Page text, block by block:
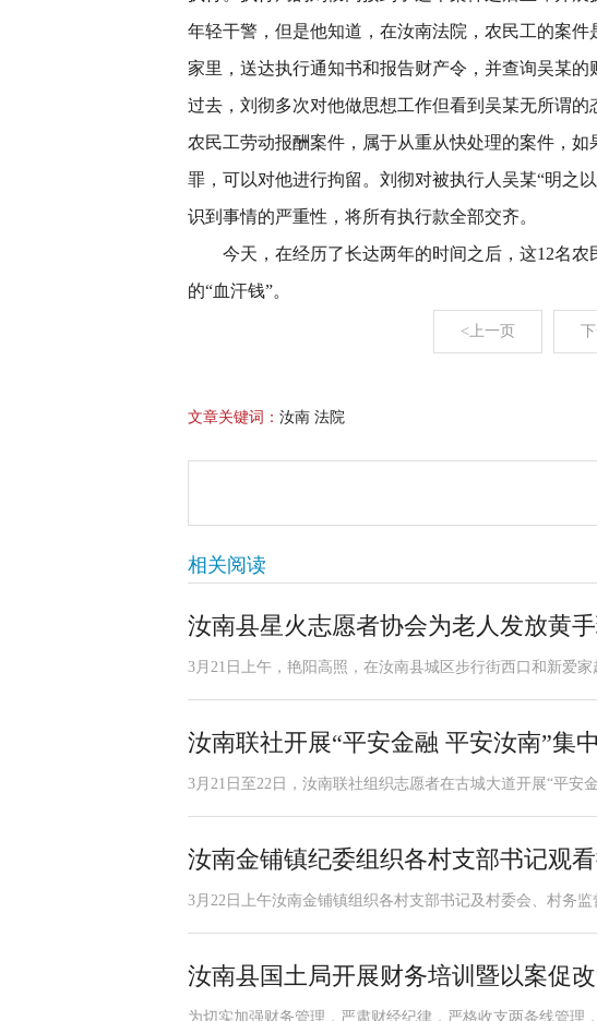
年轻干警，但是他知道，在汝南法院，农民工的案
家里，送达执行通知书和报告财产令，并查询吴某
过去，刘彻多次对他做思想工作但看到吴某无所谓
农民工劳动报酬案件，属于从重从快处理的案件，
罪，可以对他进行拘留。刘彻对被执行人吴某“明之
识到事情的严重性，将所有执行款全部交齐。
今天，在经历了长达两年的时间之后，这12名
的“血汗钱”。
<上一页
文章关键词： 汝南 法院
相关阅读
汝南县星火志愿者协会为老人发放黄
3月21日上午，艳阳高照，在汝南县城区步行街西口和新爱
汝南联社开展“平安金融 平安汝南”集
3月21日至22日，汝南联社组织志愿者在古城大道开展“平安
汝南金铺镇纪委组织各村支部书记观
3月22日上午汝南金铺镇组织各村支部书记及村委会、村务
汝南县国土局开展财务培训暨以案促
为切实加强财务管理，严肃财经纪律，严格收支两条线管理